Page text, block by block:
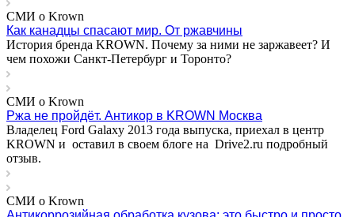
СМИ о Krown
Как канадцы спасают мир. От ржавчины
История бренда KROWN. Почему за ними не заржавеет? И
чем похожи Санкт-Петербург и Торонто?
СМИ о Krown
Ржа не пройдёт. Антикор в KROWN Москва
Владелец Ford Galaxy 2013 года выпуска, приехал в центр
KROWN и оставил в своем блоге на Drive2.ru подробный
отзыв.
СМИ о Krown